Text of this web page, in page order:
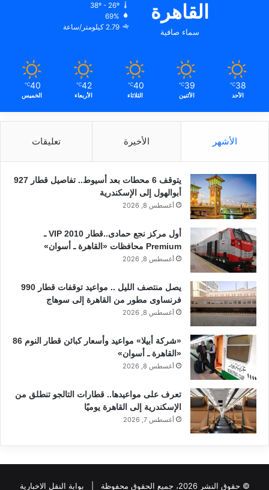
القاهرة
سماء صافية
38º - 26º
69%
2.79 كيلومتر/ساعة
38
℃
الأحد
39
℃
الأثنين
40
℃
الثلاثاء
42
℃
الأربعاء
40
℃
الخميس
الأشهر الأخيرة تعليقات
يتوقف 6 محطات بعد أسيوط.. تفاصيل قطار 927
أبوالهول إلى الإسكندرية
أغسطس 8, 2026
أول مركز نجع حمادى..قطار 2010 VIP ـ
Premium محافظات «القاهرة ـ أسوان»
أغسطس 8, 2026
يصل منتصف الليل .. مواعيد توقفات قطار 990
فرنساوى مطور من القاهرة إلى سوهاج
أغسطس 8, 2026
«شركة أبيلا» مواعيد وأسعار كبائن قطار النوم 86
«القاهرة ـ أسوان»
أغسطس 8, 2026
تعرف على مواعيدها.. قطارات التالجو تنطلق من
الإسكندرية إلى القاهرة يوميًا
أغسطس 7, 2026
© حقوق النشر 2026، جميع الحقوق محفوظة | بوابة النقل الاخبارية